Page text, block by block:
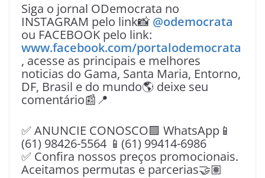
Siga o jornal ODemocrata no
INSTAGRAM pelo link📸 @odemocrata
ou FACEBOOK pelo link:
www.facebook.com/portalodemocrata
, acesse as principais e melhores
noticias do Gama, Santa Maria, Entorno,
DF, Brasil e do mundo🌎 deixe seu
comentário📰📍
✅ ANUNCIE CONOSCO🟩 WhatsApp📱
(61) 98426-5564 📱(61) 99414-6986
✅ Confira nossos preços promocionais.
Aceitamos permutas e parcerias🤝🏽